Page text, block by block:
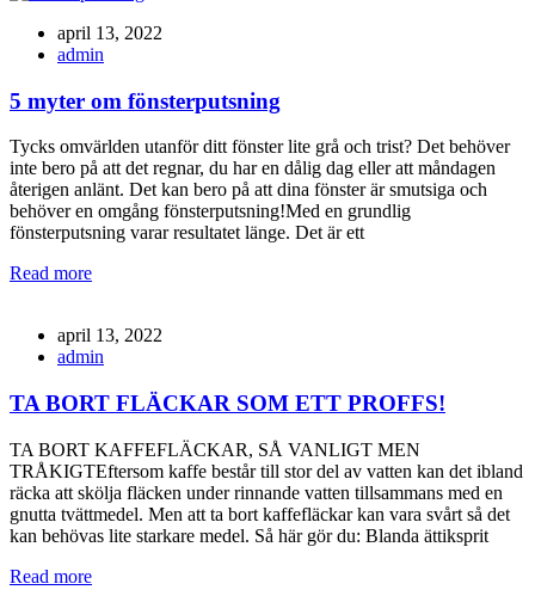
april 13, 2022
admin
5 myter om fönsterputsning
Tycks omvärlden utanför ditt fönster lite grå och trist? Det behöver
inte bero på att det regnar, du har en dålig dag eller att måndagen
återigen anlänt. Det kan bero på att dina fönster är smutsiga och
behöver en omgång fönsterputsning!Med en grundlig
fönsterputsning varar resultatet länge. Det är ett
Read more
april 13, 2022
admin
TA BORT FLÄCKAR SOM ETT PROFFS!
TA BORT KAFFEFLÄCKAR, SÅ VANLIGT MEN
TRÅKIGTEftersom kaffe består till stor del av vatten kan det ibland
räcka att skölja fläcken under rinnande vatten tillsammans med en
gnutta tvättmedel. Men att ta bort kaffefläckar kan vara svårt så det
kan behövas lite starkare medel. Så här gör du: Blanda ättiksprit
Read more